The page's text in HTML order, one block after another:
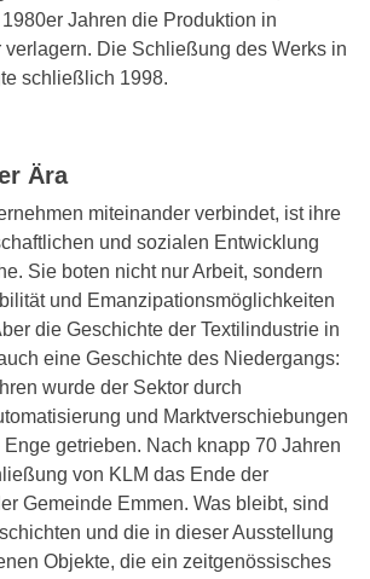
Jahren die Produktion in
Die Schließung des Werks in
schließlich 1998.
Ära
miteinander verbindet, ist ihre
und sozialen Entwicklung
Sie boten nicht nur Arbeit, sondern
und Emanzipationsmöglichkeiten
die Geschichte der Textilindustrie in
eine Geschichte des Niedergangs:
wurde der Sektor durch
und Marktverschiebungen
getrieben. Nach knapp 70 Jahren
von KLM das Ende der
Gemeinde Emmen. Was bleibt, sind
und die in dieser Ausstellung
Objekte, die ein zeitgenössisches